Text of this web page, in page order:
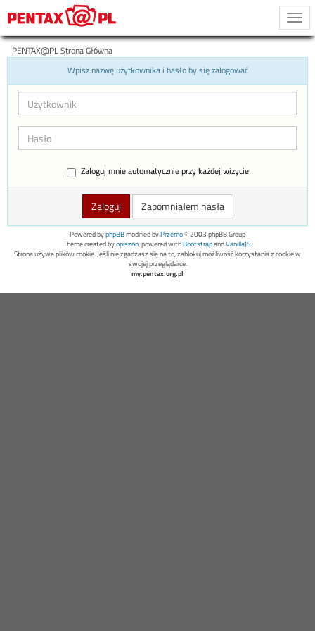
PENTAX@PL Strona Główna
Wpisz nazwę użytkownika i hasło by się zalogować
Zaloguj mnie automatycznie przy każdej wizycie
Zapomniałem hasła
Powered byphpBBmodified byPrzemo© 2003 phpBB Group
Theme created byopiszon, powered withBootstrapandVanillaJS.
Strona używa plików cookie. Jeśli nie zgadzasz się na to, zablokuj możliwość korzystania z cookie w
swojej przeglądarce.
my.pentax.org.pl